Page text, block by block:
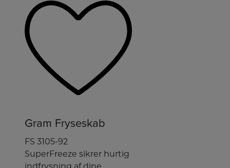
Gram Fryseskab
FS 3105-92
SuperFreeze sikrer hurtig
indfrysning af dine